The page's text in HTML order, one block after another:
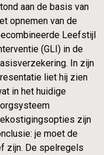
aan de basis van
opnemen van de
Leefstijl
(GLI) in de
In zijn
liet hij zien
in het huidige
zijn
je moet de
zijn. De spelregels